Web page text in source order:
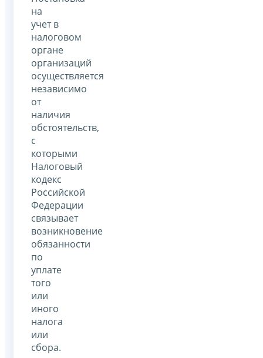
на
учет в
налоговом
органе
организаций
осуществляется
независимо
от
наличия
обстоятельств,
с
которыми
Налоговый
кодекс
Российской
Федерации
связывает
возникновение
обязанности
по
уплате
того
или
иного
налога
или
сбора.